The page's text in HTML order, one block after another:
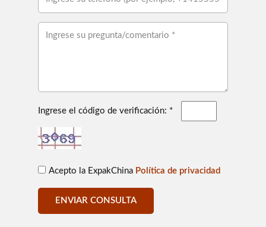
Ingrese el código de verificación: *
Acepto la ExpakChina Política de privacidad
ENVIAR CONSULTA